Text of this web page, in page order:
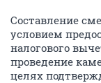
Составление
условием
налогового
проведение
целях